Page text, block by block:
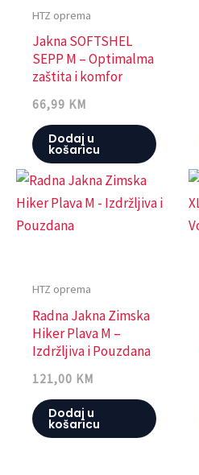
HTZ oprema
Jakna SOFTSHEL
SEPP M – Optimalma
zaštita i komfor
66,99 KM
Dodaj u
košaricu
HTZ oprema
Radna Jakna Zimska
Hiker Plava M –
Izdržljiva i Pouzdana
121,00 KM
Dodaj u
košaricu